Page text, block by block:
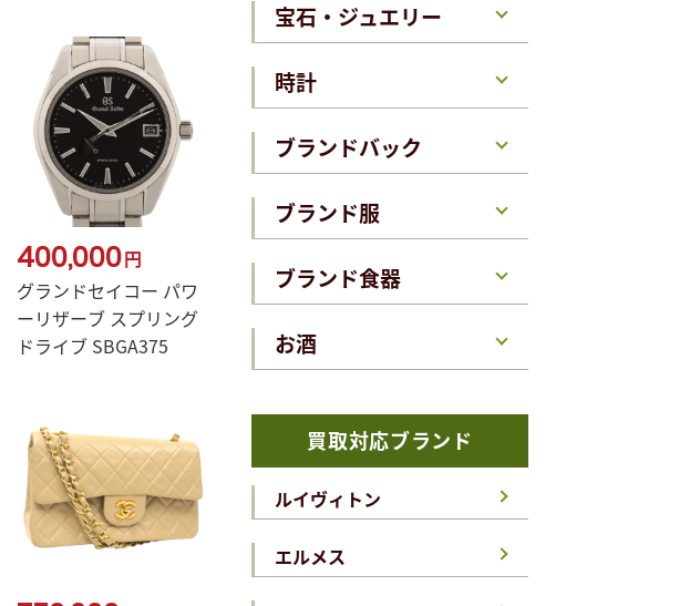
400,000円
グランドセイコー パワ
ーリザーブ スプリング
ドライブ SBGA375
宝石・ジュエリー
時計
ブランドバック
ブランド服
ブランド食器
お酒
買取対応ブランド
ルイヴィトン
エルメス